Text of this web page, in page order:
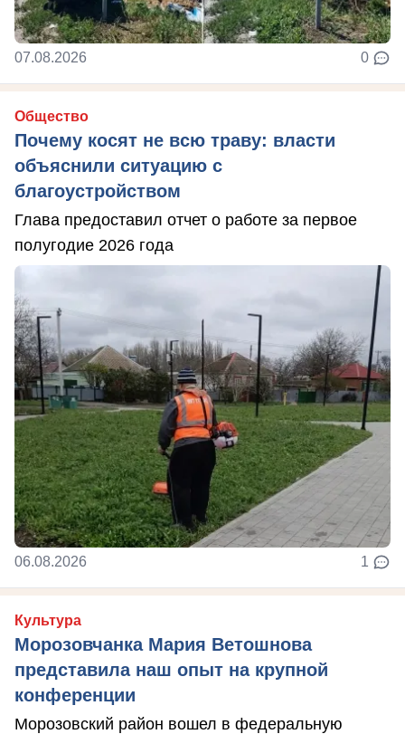
07.08.2026 0
Общество
Почему косят не всю траву: власти
объяснили ситуацию с
благоустройством
Глава предоставил отчет о работе за первое
полугодие 2026 года
06.08.2026 1
Культура
Морозовчанка Мария Ветошнова
представила наш опыт на крупной
конференции
Морозовский район вошел в федеральную